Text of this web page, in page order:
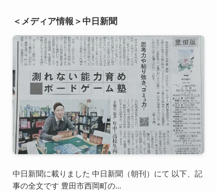
＜メディア情報＞中日新聞
中日新聞に載りました 中日新聞（朝刊）にて 以下、記
事の全文です 豊田市西岡町の...